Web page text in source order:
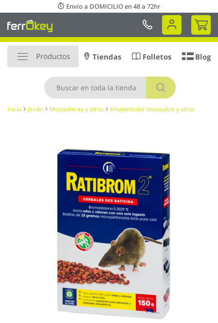
al
contenido
Envío a DOMICILIO en 48 a 72hr
Mi
Productos
Buscar
Tiendas Folletos Blog
Inicio Jardin Mosquiteras y otros Ahuyentador mosquitos y otros